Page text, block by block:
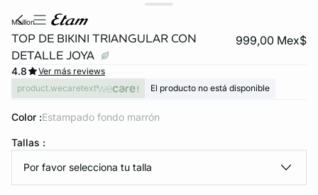
DE PANTIES
ahora
maillon
TOP DE BIKINI TRIANGULAR CON
DETALLE JOYA
999,00 Mex$
4.8
Ver más reviews
product.wecaretext
El producto no está disponible
Color : estampado fondo marrón
Tallas :
Por favor selecciona tu talla